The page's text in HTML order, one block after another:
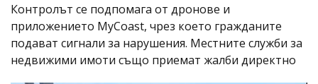
Контролът се подпомага от дронове и
приложението MyCoast, чрез което гражданите
подават сигнали за нарушения. Местните служби за
недвижими имоти също приемат жалби директно